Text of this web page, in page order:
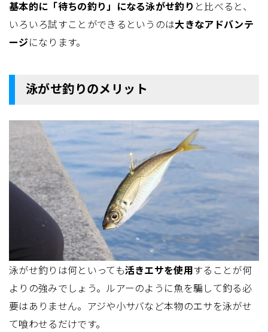
基本的に「待ちの釣り」になる泳がせ釣り と比べると、
いろいろ試すことができるというのは大きなアドバンテ
ージになります。
泳がせ釣りのメリット
泳がせ釣りは何といっても活きエサを使用することが何
よりの強みでしょう。ルアーのように魚を騙して釣る必
要はありません。アジや小サバなど本物のエサを泳がせ
て喰わせるだけです。